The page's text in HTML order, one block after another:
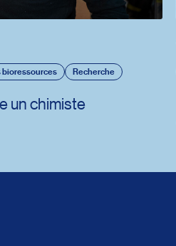
bioressources Recherche
un chimiste